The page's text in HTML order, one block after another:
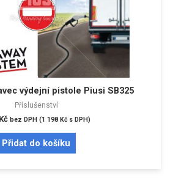
výdejní pistole Piusi SB325
Příslušenství
Kč bez DPH (1 198 Kčs DPH)
Přidat do košíku